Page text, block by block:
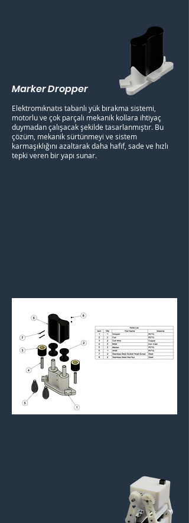
Marker Dropper
Elektromıknatıs tabanlı yük bırakma sistemi,
motorlu ve çok parçalı mekanik kollara ihtiyaç
duymadan çalışacak şekilde tasarlanmıştır. Bu
çözüm, mekanik sürtünmeyi ve sistem
karmaşıklığını azaltarak daha hafif, sade ve hızlı
tepki veren bir yapı sunar.